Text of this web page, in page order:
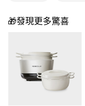
🎁發現更多驚喜